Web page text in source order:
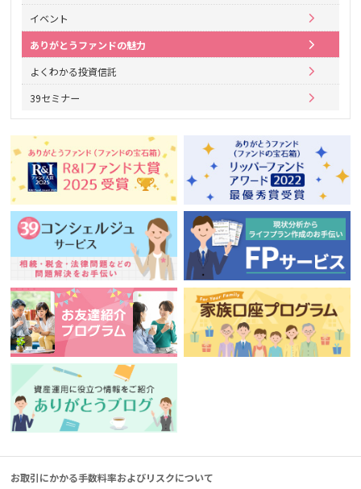
イベント
ありがとうファンドの魅力
よくわかる投資信託
39セミナー
お取引にかかる手数料率およびリスクについて